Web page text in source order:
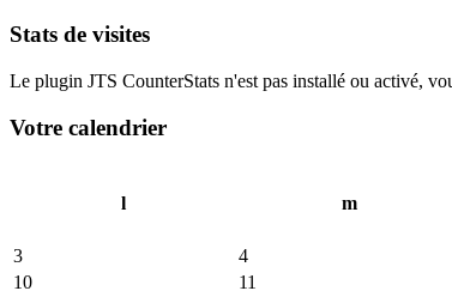
Stats de visites
Le plugin JTS CounterStats n'est pas installé ou activé,
Votre calendrier
l
m
3
4
10
11